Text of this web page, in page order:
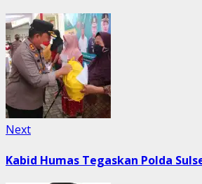
NextNext
Kabid Humas Tegaskan Polda